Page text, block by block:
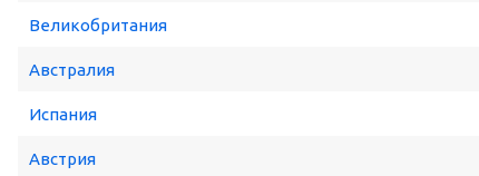
Великобритания
Австралия
Испания
Австрия